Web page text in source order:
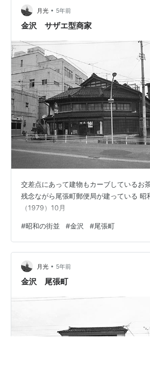
月光 • 5年前
金沢 サザエ型商家
交差点にあって建物もカーブしているお
残念ながら尾張町郵便局が建っている 昭
（1979）10月
#昭和の街並 #金沢 #尾張町
月光 • 5年前
金沢 尾張町